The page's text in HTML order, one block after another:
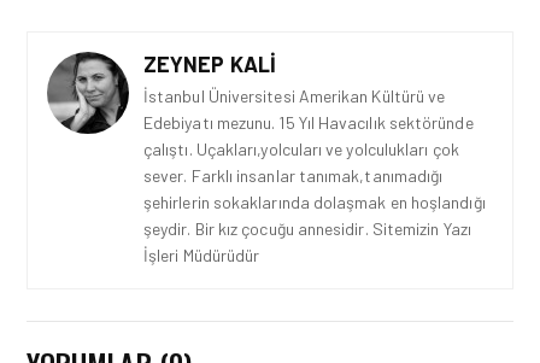
ZEYNEP KALI
İstanbul Üniversitesi Amerikan Kültürü ve
Edebiyatı mezunu. 15 Yıl Havacılık sektöründe
çalıştı. Uçakları,yolcuları ve yolculukları çok
sever. Farklı insanlar tanımak,tanımadığı
şehirlerin sokaklarında dolaşmak en hoşlandığı
şeydir. Bir kız çocuğu annesidir. Sitemizin Yazı
İşleri Müdürüdür